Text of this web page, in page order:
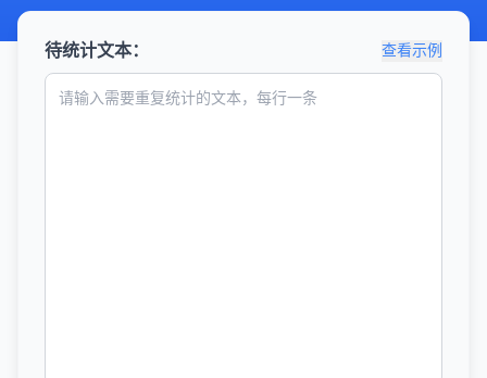
待统计文本： 查看示例